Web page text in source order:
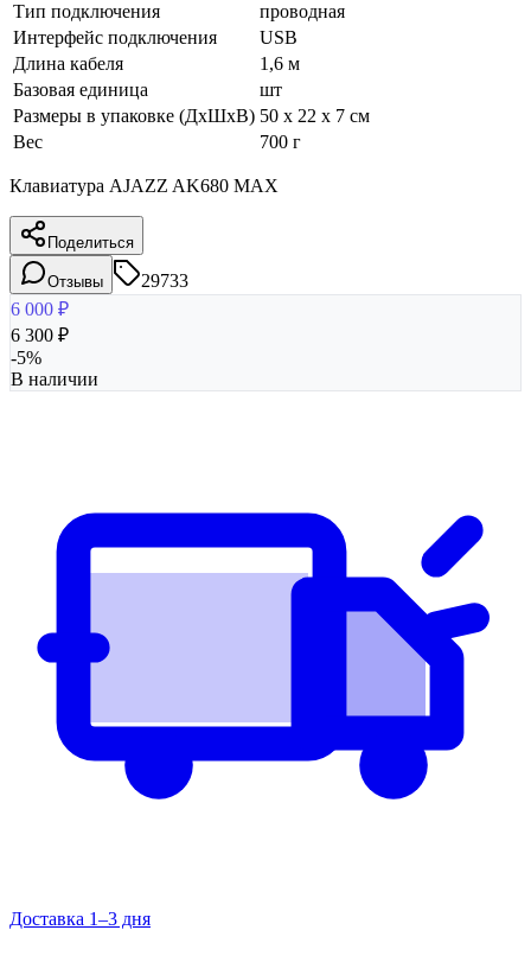
Тип подключения
проводная
Интерфейс подключения
USB
Длина кабеля
1,6 м
Базовая единица
шт
Размеры в упаковке (ДхШхВ) 50 x 22 x 7 см
Вес
700 г
Клавиатура AJAZZ AK680 MAX
Поделиться
Отзывы
29733
6 000 ₽
6 300 ₽
-5%
В наличии
Доставка 1–3 дня